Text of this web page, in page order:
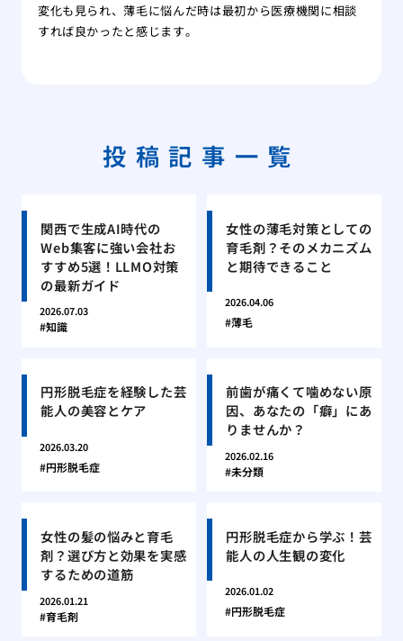
変化も見られ、薄毛に悩んだ時は最初から医療機関に相談
すれば良かったと感じます。
投稿記事一覧
関西で生成AI時代の
Web集客に強い会社お
すすめ5選！LLMO対策
の最新ガイド
2026.07.03
知識
女性の薄毛対策としての
育毛剤？そのメカニズム
と期待できること
2026.04.06
薄毛
円形脱毛症を経験した芸
能人の美容とケア
2026.03.20
円形脱毛症
前歯が痛くて噛めない原
因、あなたの「癖」にあ
りませんか？
2026.02.16
未分類
女性の髪の悩みと育毛
剤？選び方と効果を実感
するための道筋
2026.01.21
育毛剤
円形脱毛症から学ぶ！芸
能人の人生観の変化
2026.01.02
円形脱毛症